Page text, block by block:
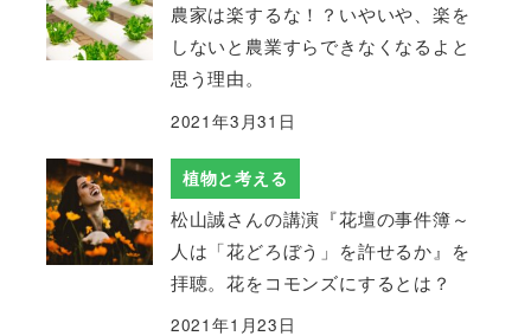
農家は楽するな！？いやいや、楽を
しないと農業すらできなくなるよと
思う理由。
2021年3月31日
植物と考える
松山誠さんの講演『花壇の事件簿～
人は「花どろぼう」を許せるか』を
拝聴。花をコモンズにするとは？
2021年1月23日